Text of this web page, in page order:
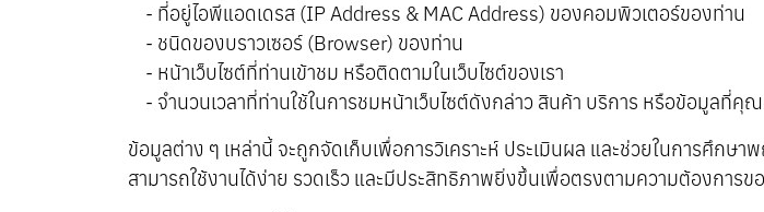
- ที่อยู่ไอพีแอดเดรส (IP Address & MAC Address) ของคอมพิวเตอร์ของท่าน
- ชนิดของบราวเซอร์ (Browser) ของท่าน
- หน้าเว็บไซต์ที่ท่านเข้าชม หรือติดตามในเว็บไซต์ของเรา
- จำนวนเวลาที่ท่านใช้ในการชมหน้าเว็บไซต์ดังกล่าว สินค้า บริการ หรือข้อมูลที่คุ
ข้อมูลต่าง ๆ เหล่านี้ จะถูกจัดเก็บเพื่อการวิเคราะห์ ประเมินผล และช่วยในการศึก
สามารถใช้งานได้ง่าย รวดเร็ว และมีประสิทธิภาพยิ่งขึ้นเพื่อตรงตามความต้องการ